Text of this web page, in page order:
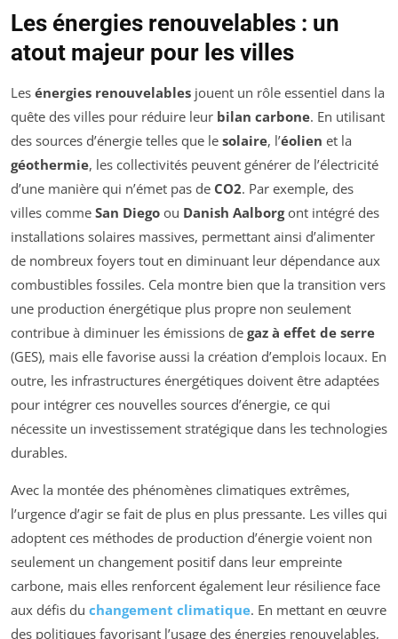
Les énergies renouvelables : un
atout majeur pour les villes
Les énergies renouvelables jouent un rôle essentiel dans la
quête des villes pour réduire leur bilan carbone. En utilisant
des sources d’énergie telles que le solaire, l’éolien et la
géothermie, les collectivités peuvent générer de l’électricité
d’une manière qui n’émet pas de CO2. Par exemple, des
villes comme San Diego ou Danish Aalborgont intégré des
installations solaires massives, permettant ainsi d’alimenter
de nombreux foyers tout en diminuant leur dépendance aux
combustibles fossiles. Cela montre bien que la transition vers
une production énergétique plus propre non seulement
contribue à diminuer les émissions de gaz à effet de serre
(GES), mais elle favorise aussi la création d’emplois locaux. En
outre, les infrastructures énergétiques doivent être adaptées
pour intégrer ces nouvelles sources d’énergie, ce qui
nécessite un investissement stratégique dans les technologies
durables.
Avec la montée des phénomènes climatiques extrêmes,
l’urgence d’agir se fait de plus en plus pressante. Les villes qui
adoptent ces méthodes de production d’énergie voient non
seulement un changement positif dans leur empreinte
carbone, mais elles renforcent également leur résilience face
aux défis du changement climatique. En mettant en œuvre
des politiques favorisant l’usage des énergies renouvelables,